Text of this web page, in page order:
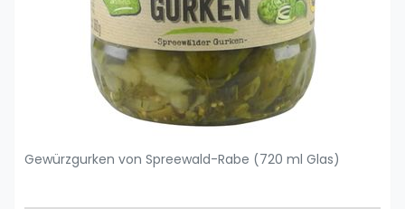
Gewürzgurken von Spreewald-Rabe (720 ml Glas)